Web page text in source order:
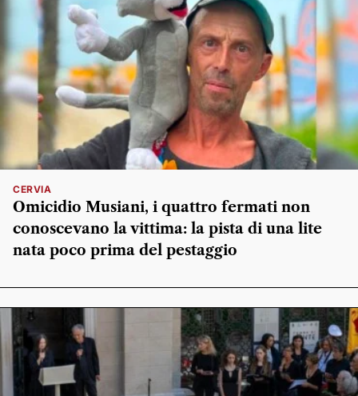
CERVIA
Omicidio Musiani, i quattro fermati non
conoscevano la vittima: la pista di una lite
nata poco prima del pestaggio